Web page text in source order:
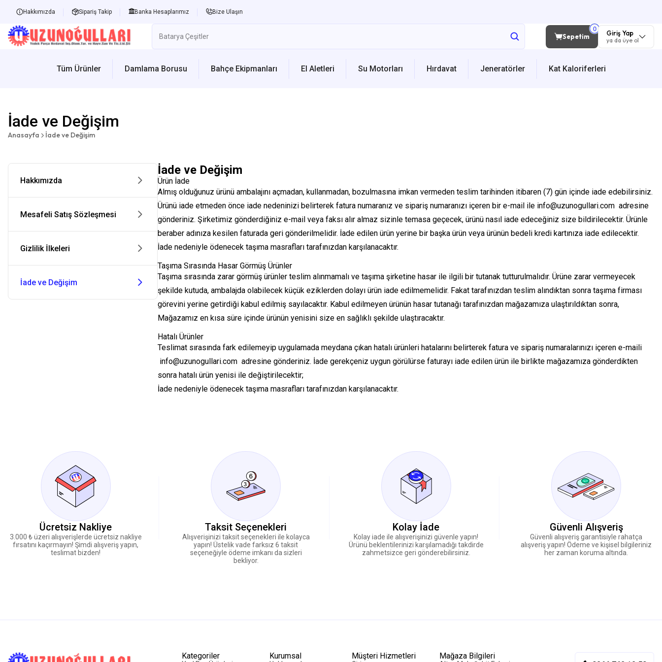
Hakkımızda Sipariş Takip Banka Hesaplarımız Bize Ulaşın
Sepetim Giriş Yap
ya da üye ol
Tüm Ürünler Damlama Borusu Bahçe Ekipmanları El Aletleri Su Motorları Hırdavat Jeneratörler Kat Kaloriferleri
İade ve Değişim
Anasayfa İade ve Değişim
Hakkımızda
Mesafeli Satış Sözleşmesi
Gizlilik İlkeleri
İade ve Değişim
İade ve Değişim
Ürün İade
Almış olduğunuz ürünü ambalajını açmadan, kullanmadan, bozulmasına imkan vermeden teslim tarihinden itibaren (7) gün içinde iade edebilirsiniz.
Ürünü iade etmeden önce iade nedeninizi belirterek fatura numaranız ve sipariş numaranızı içeren bir e-mail ile info@uzunogullari.com adresine
gönderiniz. Şirketimiz gönderdiğiniz e-mail veya faksı alır almaz sizinle temasa geçecek, ürünü nasıl iade edeceğiniz size bildirilecektir. Ürünle
beraber adınıza kesilen faturada geri gönderilmelidir. İade edilen ürün yerine bir başka ürün veya ürünün bedeli kredi kartınıza iade edilecektir.
İade nedeniyle ödenecek taşıma masrafları tarafınızdan karşılanacaktır.
Taşıma Sırasında Hasar Görmüş Ürünler
Taşıma sırasında zarar görmüş ürünler teslim alınmamalı ve taşıma şirketine hasar ile ilgili bir tutanak tutturulmalıdır. Ürüne zarar vermeyecek
şekilde kutuda, ambalajda olabilecek küçük eziklerden dolayı ürün iade edilmemelidir. Fakat tarafınızdan teslim alındıktan sonra taşıma firması
görevini yerine getirdiği kabul edilmiş sayılacaktır. Kabul edilmeyen ürünün hasar tutanağı tarafınızdan mağazamıza ulaştırıldıktan sonra,
Mağazamız en kısa süre içinde ürünün yenisini size en sağlıklı şekilde ulaştıracaktır.
Hatalı Ürünler
Teslimat sırasında fark edilemeyip uygulamada meydana çıkan hatalı ürünleri hatalarını belirterek fatura ve sipariş numaralarınızı içeren e-maili
info@uzunogullari.com adresine gönderiniz. İade gerekçeniz uygun görülürse faturayı iade edilen ürün ile birlikte mağazamıza gönderdikten
sonra hatalı ürün yenisi ile değiştirilecektir;
İade nedeniyle ödenecek taşıma masrafları tarafınızdan karşılanacaktır.
Ücretsiz Nakliye
3.000 ₺ üzeri alışverişlerde ücretsiz nakliye
fırsatını kaçırmayın! Şimdi alışveriş yapın,
teslimat bizden!
Taksit Seçenekleri
Alışverişinizi taksit seçenekleri ile kolayca
yapın! Üstelik vade farksız 6 taksit
seçeneğiyle ödeme imkanı da sizleri
bekliyor.
Kolay İade
Kolay iade ile alışverişinizi güvenle yapın!
Ürünü beklentilerinizi karşılamadığı takdirde
zahmetsizce geri gönderebilirsiniz.
Güvenli Alışveriş
Güvenli alışveriş garantisiyle rahatça
alışveriş yapın! Ödeme ve kişisel bilgileriniz
her zaman koruma altında.
Kategoriler Kurumsal Müşteri Hizmetleri Mağaza Bilgileri